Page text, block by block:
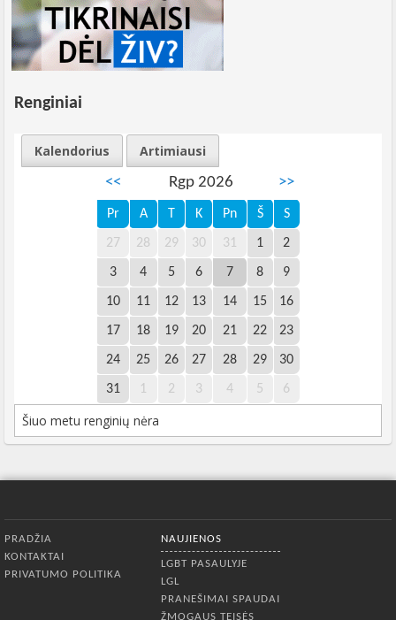
Renginiai
Kalendorius
Artimiausi
<<
Rgp 2026 >>
Pr A T K Pn Š S
27 28 29 30 31 1 2
3 4 5 6 7 8 9
10 11 12 13 14 15 16
17 18 19 20 21 22 23
24 25 26 27 28 29 30
31 1 2 3 4 5 6
Šiuo metu renginių nėra
PRADŽIA
KONTAKTAI
PRIVATUMO POLITIKA
NAUJIENOS
LGBT PASAULYJE
LGL
PRANEŠIMAI SPAUDAI
ŽMOGAUS TEISĖS